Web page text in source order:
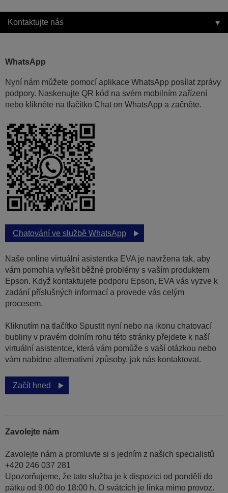
Kontaktujte nás
WhatsApp
Nyní nám můžete pomocí aplikace WhatsApp posílat zprávy
podpory. Naskenujte QR kód na svém mobilním zařízení
nebo klikněte na tlačítko Chat on WhatsApp a začněte.
Chatování ve službě WhatsApp
Naše online virtuální asistentka EVA je navržena tak, aby
vám pomohla vyřešit běžné problémy s vaším produktem
Epson. Když kontaktujete podporu Epson, EVA vás vyzve k
zadání příslušných informací a provede vás celým
procesem.
Kliknutím na tlačítko Spustit nyní nebo na ikonu chatovací
bubliny v pravém dolním rohu této stránky přejdete k naší
virtuální asistentce, která vám pomůže s vaší otázkou nebo
vám nabídne alternativní způsoby, jak nás kontaktovat.
Začít hned
Zavolejte nám
Zavolejte nám a promluvte si s jedním z našich specialistů
+420 246 037 281
Upozorňujeme, že tato služba je k dispozici od pondělí do
pátku od 9:00 do 18:00 h. O svátcích je linka mimo provoz.